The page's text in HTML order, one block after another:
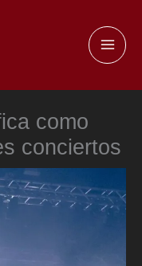
como
conciertos